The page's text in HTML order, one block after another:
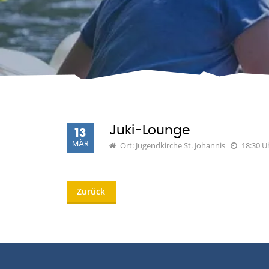
13
MÄR
Juki-Lounge
Ort: Jugendkirche St. Johannis 18:30
Zurück